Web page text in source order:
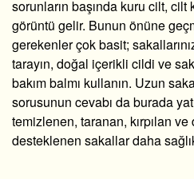
sorunların başında kuru cilt, cilt
görüntü gelir. Bunun önüne
gerekenler çok basit;
tarayın, doğal içerikli cildi ve
bakım balmı kullanın. Uzun
sorusunun cevabı da burada
temizlenen, taranan, kırpılan
desteklenen sakallar daha